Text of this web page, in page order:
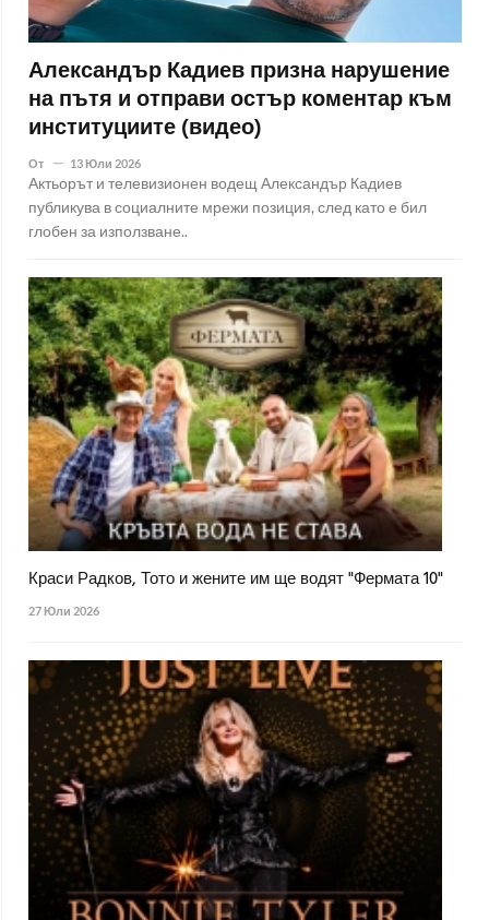
Александър Кадиев призна нарушение
на пътя и отправи остър коментар към
институциите (видео)
От 13 Юли 2026
Актьорът и телевизионен водещ Александър Кадиев
публикува в социалните мрежи позиция, след като е бил
глобен за използване..
Краси Радков, Тото и жените им ще водят "Фермата 10"
27 Юли 2026